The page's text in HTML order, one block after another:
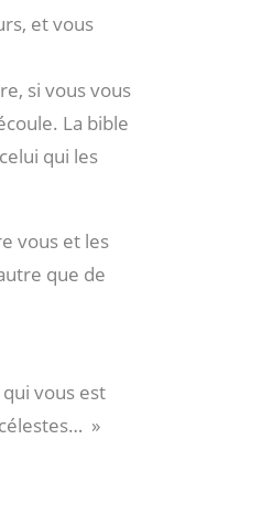
et vous
si vous vous
La bible
qui les
vous et les
que de
vous est
»